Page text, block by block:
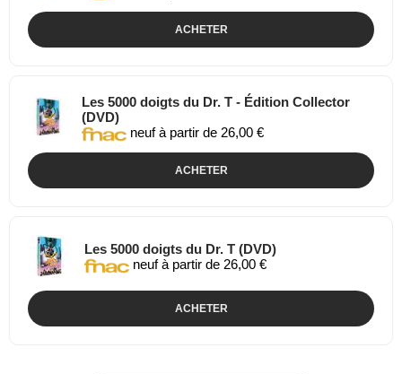
ACHETER
Les 5000 doigts du Dr. T - Édition Collector
(DVD)
neuf à partir de 26,00 €
ACHETER
Les 5000 doigts du Dr. T (DVD)
neuf à partir de 26,00 €
ACHETER